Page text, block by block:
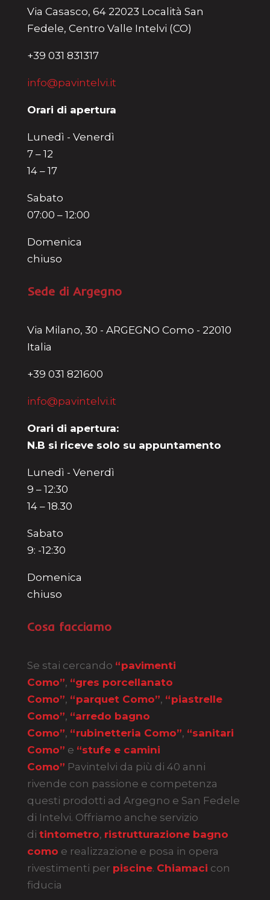
Via Casasco, 64 22023 Località San
Fedele, Centro Valle Intelvi (CO)
+39 031 831317
info@pavintelvi.it
Orari di apertura
Lunedì - Venerdì
7 – 12
14 – 17
Sabato
07:00 – 12:00
Domenica
chiuso
Sede di Argegno
Via Milano, 30 - ARGEGNO Como - 22010
Italia
+39 031 821600
info@pavintelvi.it
Orari di apertura:
N.B si riceve solo su appuntamento
Lunedì - Venerdì
9 – 12:30
14 – 18.30
Sabato
9: -12:30
Domenica
chiuso
Cosa facciamo
Se stai cercando “pavimenti
Como”, “gres porcellanato
Como”, “parquet Como”, “piastrelle
Como”, “arredo bagno
Como”, “rubinetteria Como”, “sanitari
Como” e “stufe e camini
Como” Pavintelvi da più di 40 anni
rivende con passione e competenza
questi prodotti ad Argegno e San Fedele
di Intelvi. Offriamo anche servizio
di tintometro, ristrutturazione bagno
como e realizzazione e posa in opera
rivestimenti per piscine. Chiamaci con
fiducia